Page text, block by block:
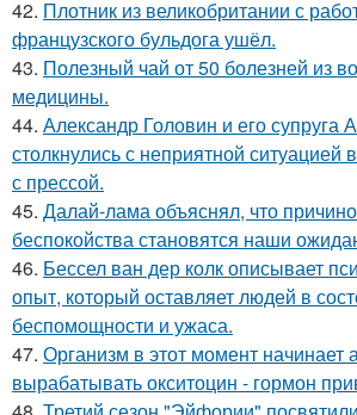
42. Плотник из великобритании с
французского бульдога ушёл.
43. Полезный чай от 50 болезней из
медицины.
44. Александр Головин и его супруга
столкнулись с неприятной
с прессой.
45. Далай-лама объяснял, что
беспокойства становятся наши
46. Бессел ван дер колк описывает
опыт, который оставляет людей в
беспомощности и ужаса.
47. Организм в этот момент начинает
вырабатывать окситоцин - гормон